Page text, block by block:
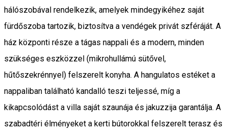
hálószobával rendelkezik, amelyek mindegyikéhez saját
fürdőszoba tartozik, biztosítva a vendégek privát szféráját. A
ház központi része a tágas nappali és a modern, minden
szükséges eszközzel (mikrohullámú sütővel,
hűtőszekrénnyel) felszerelt konyha. A hangulatos estéket a
nappaliban található kandalló teszi teljessé, míg a
kikapcsolódást a villa saját szaunája és jakuzzija garantálja. A
szabadtéri élményeket a kerti bútorokkal felszerelt terasz és